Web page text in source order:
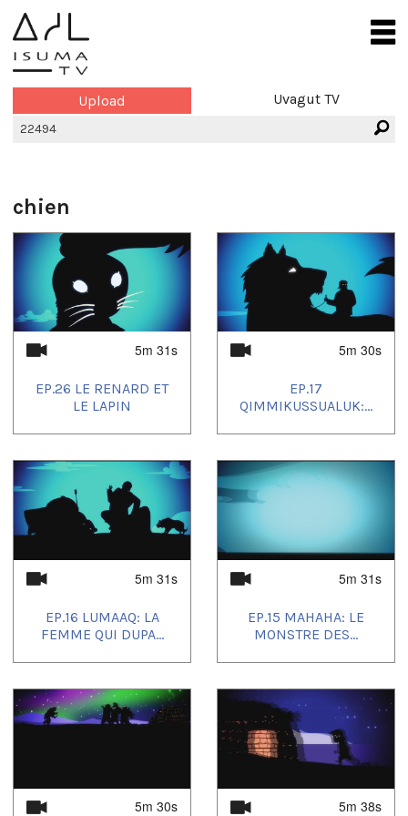
Upload Uvagut TV
chien
5m 31s
EP.26 LE RENARD ET
LE LAPIN
5m 30s
EP.17
QIMMIKUSSUALUK:...
5m 31s
EP.16 LUMAAQ: LA
FEMME QUI DUPA...
5m 31s
EP.15 MAHAHA: LE
MONSTRE DES...
5m 30s 5m 38s